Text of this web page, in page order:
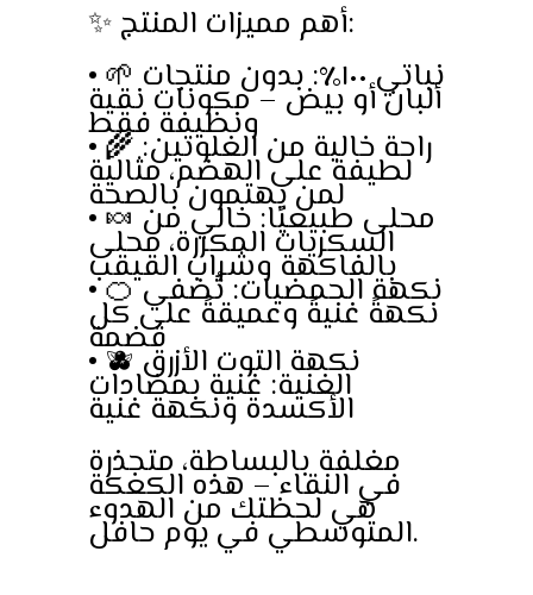
✨ أهم مميزات المنتج:
• 🌱 نباتي ١٠٠٪: بدون منتجات
ألبان أو بيض – مكونات نقية
ونظيفة فقط
• 🌾 راحة خالية من الغلوتين:
لطيفة على الهضم، مثالية
لمن يهتمون بالصحة
• 🍬 محلى طبيعيًا: خالي من
السكريات المكررة، محلى
بالفاكهة وشراب القيقب
• 🍊 نكهة الحمضيات: تُضفي
نكهةً غنيةً وعميقةً على كل
قضمة
• 🫐 نكهة التوت الأزرق
الغنية: غنية بمضادات
الأكسدة ونكهة غنية
مغلفة بالبساطة، متجذرة
في النقاء – هذه الكعكة
هي لحظتك من الهدوء
المتوسطي في يوم حافل.